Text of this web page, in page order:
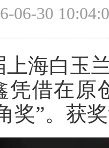
06-30
上海白玉
凭借在原
奖”。获